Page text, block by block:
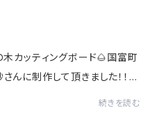
カッティングボード🌰国富町
んに制作して頂きました！！早
続きを読む